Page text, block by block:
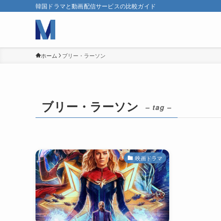
韓国ドラマと動画配信サービスの比較ガイド
ホーム ブリー・ラーソン
ブリー・ラーソン – tag –
映画ドラマ